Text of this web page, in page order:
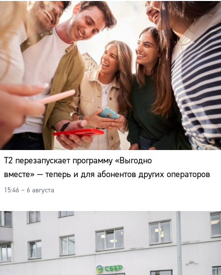
Т2 перезапускает программу «Выгодно
вместе» — теперь и для абонентов других операторов
15:46 – 6 августа